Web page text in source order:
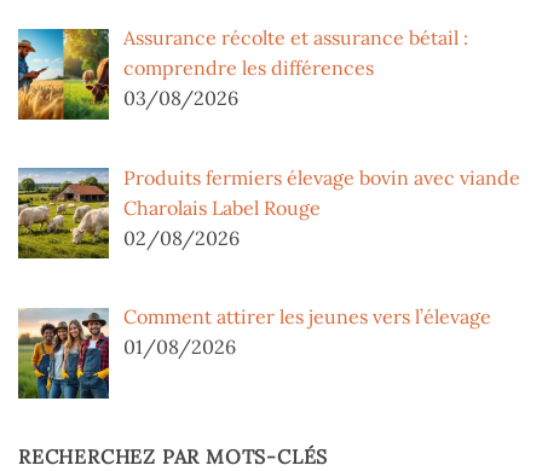
Assurance récolte et assurance bétail :
comprendre les différences
03/08/2026
Produits fermiers élevage bovin avec viande
Charolais Label Rouge
02/08/2026
Comment attirer les jeunes vers l’élevage
01/08/2026
RECHERCHEZ PAR MOTS-CLÉS